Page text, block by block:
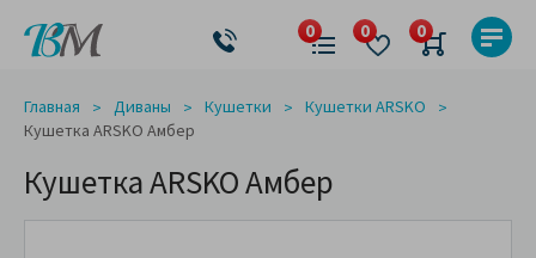
Главная Диваны Кушетки
Кушетки ARSKO
Кушетка ARSKO Амбер
Кушетка ARSKO Амбер